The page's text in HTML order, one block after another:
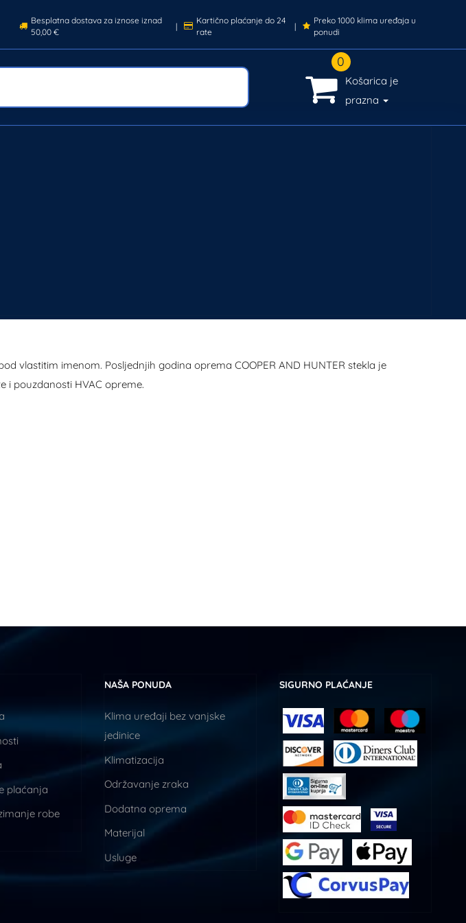
Besplatna dostava za iznose iznad
50,00 €
|
Kartično plaćanje do 24
rate
|
Preko 1000 klima uređaja u
ponudi
0
Košarica je
prazna
vlastitim imenom. Posljednjih godina oprema COOPER AND HUNTER stekla je
i pouzdanosti HVAC opreme.
plaćanja
robe
NAŠA PONUDA
Klima uređaji bez vanjske
jedinice
Klimatizacija
Održavanje zraka
Dodatna oprema
Materijal
Usluge
SIGURNO PLAĆANJE